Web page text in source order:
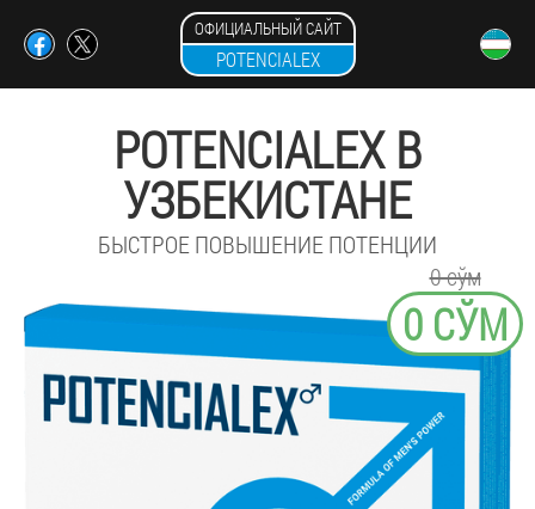
ОФИЦИАЛЬНЫЙ САЙТ
POTENCIALEX
POTENCIALEX В
УЗБЕКИСТАНЕ
БЫСТРОЕ ПОВЫШЕНИЕ ПОТЕНЦИИ
0 сўм
0 СЎМ